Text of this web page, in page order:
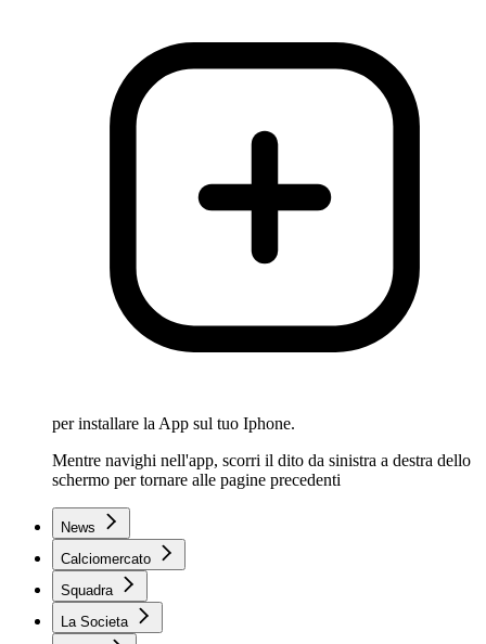
per installare la App sul tuo Iphone.
Mentre navighi nell'app, scorri il dito da sinistra a destra dello
schermo per tornare alle pagine precedenti
News
Calciomercato
Squadra
La Societa